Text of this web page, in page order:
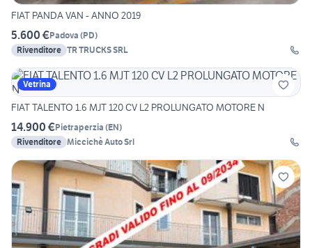
FIAT PANDA VAN - ANNO 2019
5.600 €Padova (PD)
Rivenditore TR TRUCKS SRL
Vetrina
FIAT TALENTO 1.6 MJT 120 CV L2 PROLUNGATO MOTORE N
14.900 €Pietraperzia (EN)
Rivenditore Miccichè Auto Srl